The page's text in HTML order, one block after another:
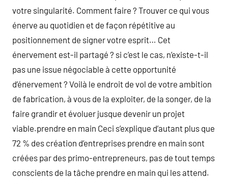
votre singularité. Comment faire ? Trouver ce qui vous
énerve au quotidien et de façon répétitive au
positionnement de signer votre esprit… Cet
énervement est-il partagé ? si c’est le cas, n’existe-t-il
pas une issue négociable à cette opportunité
d’énervement ? Voilà le endroit de vol de votre ambition
de fabrication, à vous de la exploiter, de la songer, de la
faire grandir et évoluer jusque devenir un projet
viable.prendre en main Ceci s’explique d’autant plus que
72 % des création d’entreprises prendre en main sont
créées par des primo-entrepreneurs, pas de tout temps
conscients de la tâche prendre en main qui les attend.